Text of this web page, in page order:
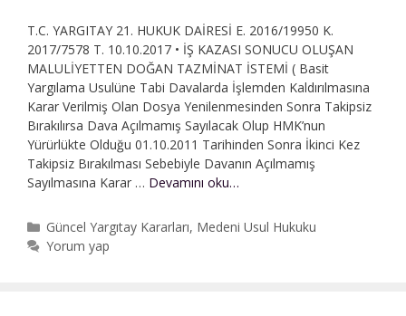
T.C. YARGITAY 21. HUKUK DAİRESİ E. 2016/19950 K.
2017/7578 T. 10.10.2017 • İŞ KAZASI SONUCU OLUŞAN
MALULİYETTEN DOĞAN TAZMİNAT İSTEMİ ( Basit
Yargılama Usulüne Tabi Davalarda İşlemden Kaldırılmasına
Karar Verilmiş Olan Dosya Yenilenmesinden Sonra Takipsiz
Bırakılırsa Dava Açılmamış Sayılacak Olup HMK’nun
Yürürlükte Olduğu 01.10.2011 Tarihinden Sonra İkinci Kez
Takipsiz Bırakılması Sebebiyle Davanın Açılmamış
Sayılmasına Karar … Devamını oku…
Kaldırılması
Kategoriler
Güncel Yargıtay Kararları, Medeni Usul Hukuku
Yorum yap